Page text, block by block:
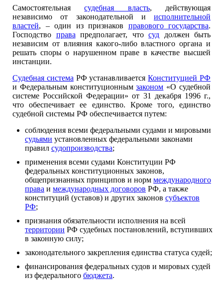
Самостоятельнаясудебная власть, действующая
независимо от законодательной и исполнительной
властей, – один из признаков правового государства.
Господство права предполагает, что суд должен быть
независим от влияния какого-либо властного органа и
решать споры о нарушенном праве в качестве высшей
инстанции.
Судебная система РФ устанавливаетсяКонституцией РФ
и Федеральным конституционнымзаконом «О судебной
системе Российской Федерации» от 31 декабря 1996 г.,
что обеспечивает ее единство. Кроме того, единство
судебной системы РФ обеспечивается путем:
соблюдения всеми федеральными судами и мировыми
судьями установленных федеральными законами
правил судопроизводства;
применения всеми судами Конституции РФ
федеральных конституционных законов,
общепризнанных принципов и норм международного
права и международных договоров РФ, а также
конституций (уставов) и других законов субъектов
РФ;
признания обязательности исполнения на всей
территории РФ судебных постановлений, вступивших
в законную силу;
законодательного закрепления единства статуса судей;
финансирования федеральных судов и мировых судей
из федерального бюджета.